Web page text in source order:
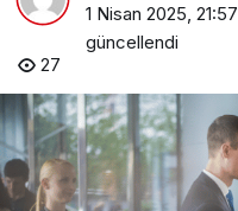
1 Nisan 2025, 21:57
güncellendi
27